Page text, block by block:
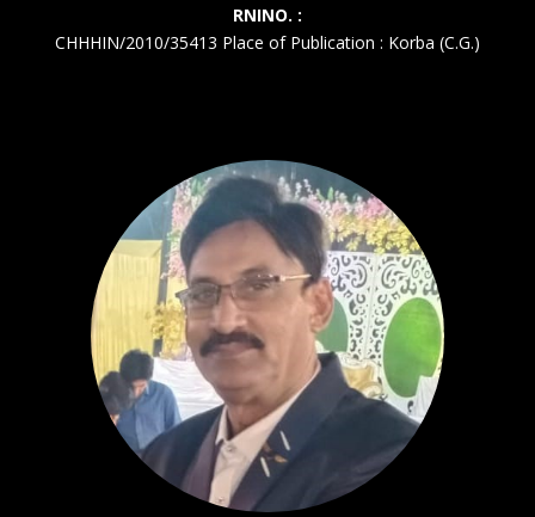
RNINO. :
CHHHIN/2010/35413 Place of Publication : Korba (C.G.)